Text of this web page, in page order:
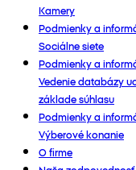
Kamery
Podmienky a
Sociálne siete
Podmienky a
Vedenie databázy
základe súhlasu
Podmienky a
Výberové konanie
O firme